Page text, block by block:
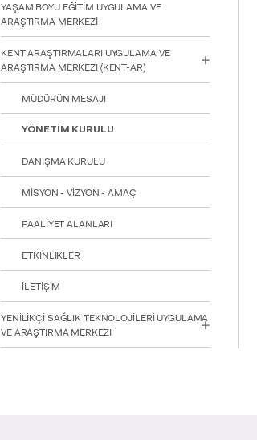
YAŞAM BOYU EĞİTİM UYGULAMA VE
ARAŞTIRMA MERKEZİ
KENT ARAŞTIRMALARI UYGULAMA VE
ARAŞTIRMA MERKEZİ (KENT-AR)
MÜDÜRÜN MESAJI
YÖNETİM KURULU
DANIŞMA KURULU
MİSYON - VİZYON - AMAÇ
FAALİYET ALANLARI
ETKİNLİKLER
İLETİŞİM
YENİLİKÇİ SAĞLIK TEKNOLOJİLERİ UYGULAMA
VE ARAŞTIRMA MERKEZİ